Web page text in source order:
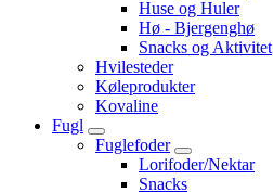
Huse og Huler
Hø - Bjergenghø
Snacks og Aktivitet
Hvilesteder
Køleprodukter
Kovaline
Fugl
Fuglefoder
Lorifoder/Nektar
Snacks